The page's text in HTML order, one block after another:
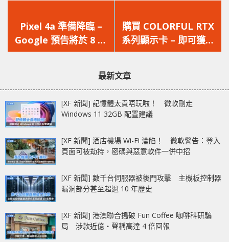
一
篇
文
Pixel 4a 準備降臨 –
Google 預告將於 8 月
3 日正式發佈
一
篇
文
購買 COLORFUL RTX
系列顯示卡 – 即可獲得
「虹彩六號：圍攻行
最新文章
[XF 新聞] 記憶體太貴唔玩啦！ 微軟刪走
Windows 11 32GB 配置建議
[XF 新聞] 酒店機場 Wi-Fi 淪陷！ 微軟警告：登入
頁面可被劫持，密碼與惡意軟件一併中招
[XF 新聞] 數千台伺服器被後門攻擊 主機板控制器
漏洞部分甚至超過 10 年歷史
[XF 新聞] 港澳聯合搗破 Fun Coffee 咖啡科研騙
局 涉款近億‧聲稱高達 4 倍回報